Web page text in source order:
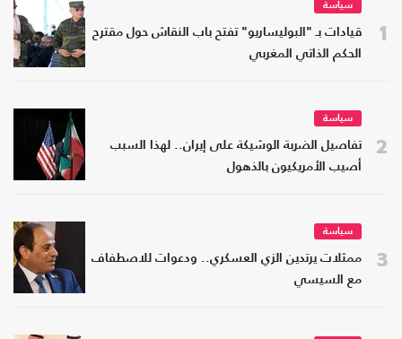
1
سياسة
قيادات بـ "البوليساريو" تفتح باب النقاش حول مقترح
الحكم الذاتي المغربي
2
سياسة
تفاصيل الضربة الوشيكة على إيران.. لهذا السبب
أصيب الأمريكيون بالذهول
3
سياسة
ممثلات يرتدين الزي العسكري.. ودعوات للاصطفاف
مع السيسي